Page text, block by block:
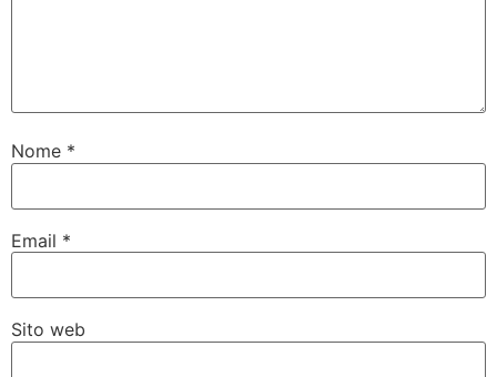
Nome *
Email *
Sito web